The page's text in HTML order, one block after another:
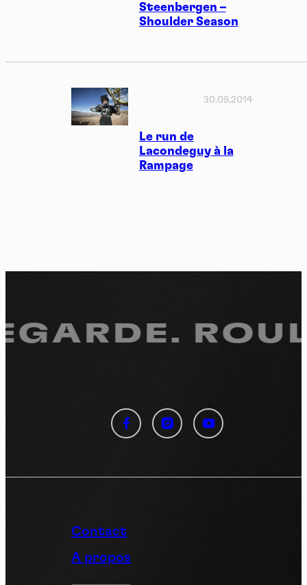
Steenbergen –
Shoulder Season
Le run de
Lacondeguy à la
Rampage
30.09.2014
Contact
A propos
Panneau de gestion des
Tout accepter